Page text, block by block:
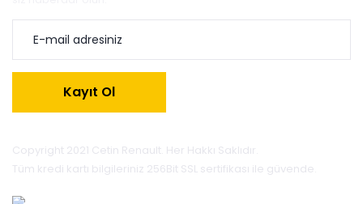
Kayıt Ol
Copyright 2021 Cetin Renault. Her Hakkı Saklıdır.
Tüm kredi kartı bilgileriniz 256Bit SSL sertifikası ile güvende.